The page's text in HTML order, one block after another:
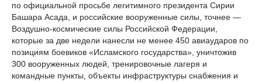
по официальной просьбе легитимного президента Сирии
Башара Асада, и российские вооруженные силы, точнее —
Воздушно-космические силы Российской Федерации,
которые за две недели нанесли не менее 450 авиаударов по
позициям боевиков «Исламского государства», уничтожив
300 вооруженных людей, тренировочные лагеря и
командные пункты, объекты инфраструктуры снабжения и